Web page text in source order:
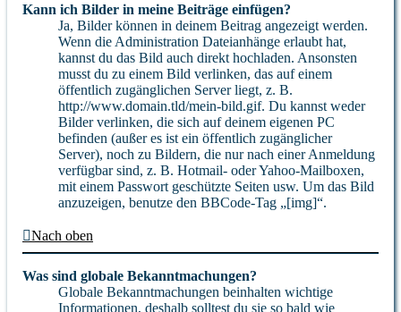
Kann ich Bilder in meine Beiträge einfügen?
Ja, Bilder können in deinem Beitrag angezeigt werden.
Wenn die Administration Dateianhänge erlaubt hat,
kannst du das Bild auch direkt hochladen. Ansonsten
musst du zu einem Bild verlinken, das auf einem
öffentlich zugänglichen Server liegt, z. B.
http://www.domain.tld/mein-bild.gif. Du kannst weder
Bilder verlinken, die sich auf deinem eigenen PC
befinden (außer es ist ein öffentlich zugänglicher
Server), noch zu Bildern, die nur nach einer Anmeldung
verfügbar sind, z. B. Hotmail- oder Yahoo-Mailboxen,
mit einem Passwort geschützte Seiten usw. Um das Bild
anzuzeigen, benutze den BBCode-Tag „[img]“.
Nach oben
Was sind globale Bekanntmachungen?
Globale Bekanntmachungen beinhalten wichtige
Informationen, deshalb solltest du sie so bald wie